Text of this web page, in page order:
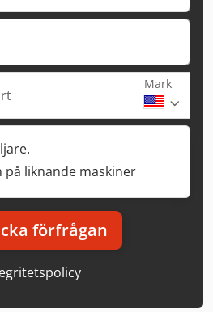
Mark
på liknande maskiner
förfrågan